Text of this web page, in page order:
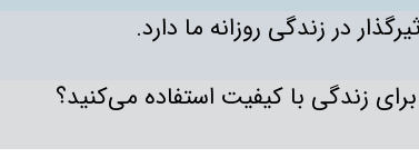
در زندگی روزانه ما دارد.
برای زندگی با کیفیت استفاده می‌کنید؟